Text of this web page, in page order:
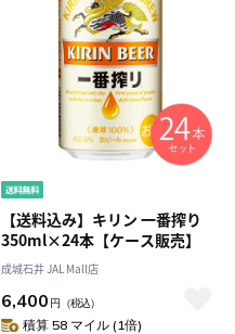
【送料込み】キリン 一番搾り
350ml×24本【ケース販売】
成城石井 JAL Mall店
6,400 円 （税込）
積算 58 マイル (1倍)